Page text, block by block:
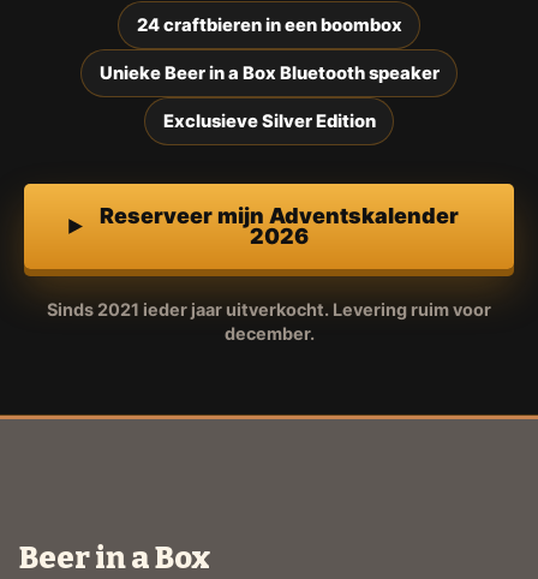
24 craftbieren in een boombox
Unieke Beer in a Box Bluetooth speaker
Exclusieve Silver Edition
Reserveer mijn Adventskalender
2026
Sinds 2021 ieder jaar uitverkocht. Levering ruim voor
december.
Beer in a Box